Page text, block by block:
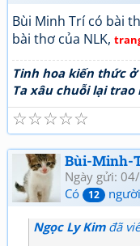
Bùi Minh Trí có bài
bài thơ của NLK,
Tinh hoa kiến thức
Ta xâu chuỗi lại
☆
☆
☆
☆
☆
Bùi-Minh-
Ngày gửi:
Có
12
Ngọc Ly Kimđã